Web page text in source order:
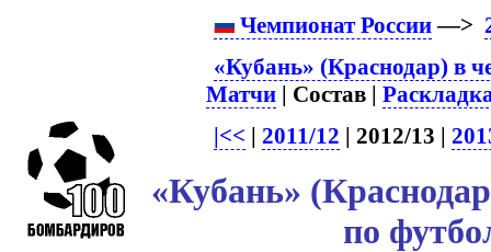
Чемпионат России—>
«Кубань» (Краснодар) в
Матчи | Состав |
|<< | 2011/12 | 2012/13 |
«Кубань»
по